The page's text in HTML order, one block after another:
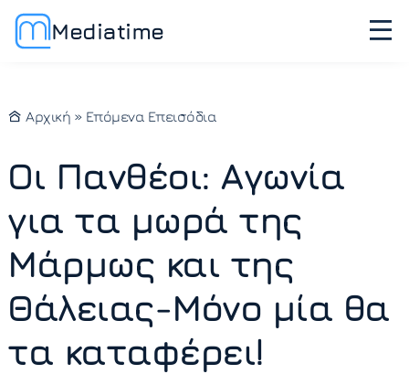
Mediatime
Αρχική » Επόμενα Επεισόδια
Οι Πανθέοι: Αγωνία
για τα μωρά της
Μάρμως και της
Θάλειας-Μόνο μία θα
τα καταφέρει!